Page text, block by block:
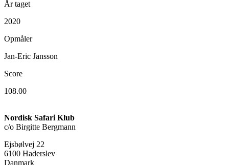
År taget
2020
Opmåler
Jan-Eric Jansson
Score
108.00
Nordisk Safari Klub
c/o Birgitte Bergmann
Ejsbølvej 22
6100 Haderslev
Danmark